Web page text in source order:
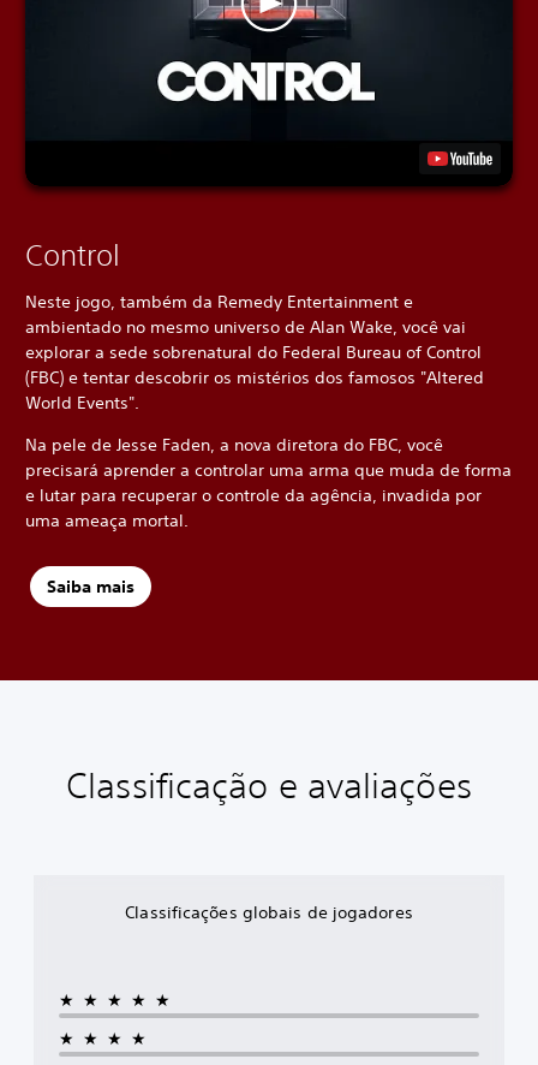
Control
Neste jogo, também da Remedy Entertainment e
ambientado no mesmo universo de Alan Wake, você vai
explorar a sede sobrenatural do Federal Bureau of Control
(FBC) e tentar descobrir os mistérios dos famosos "Altered
World Events".
Na pele de Jesse Faden, a nova diretora do FBC, você
precisará aprender a controlar uma arma que muda de forma
e lutar para recuperar o controle da agência, invadida por
uma ameaça mortal.
Saiba mais
Classificação e avaliações
Classificações globais de jogadores
★★★★★
★★★★